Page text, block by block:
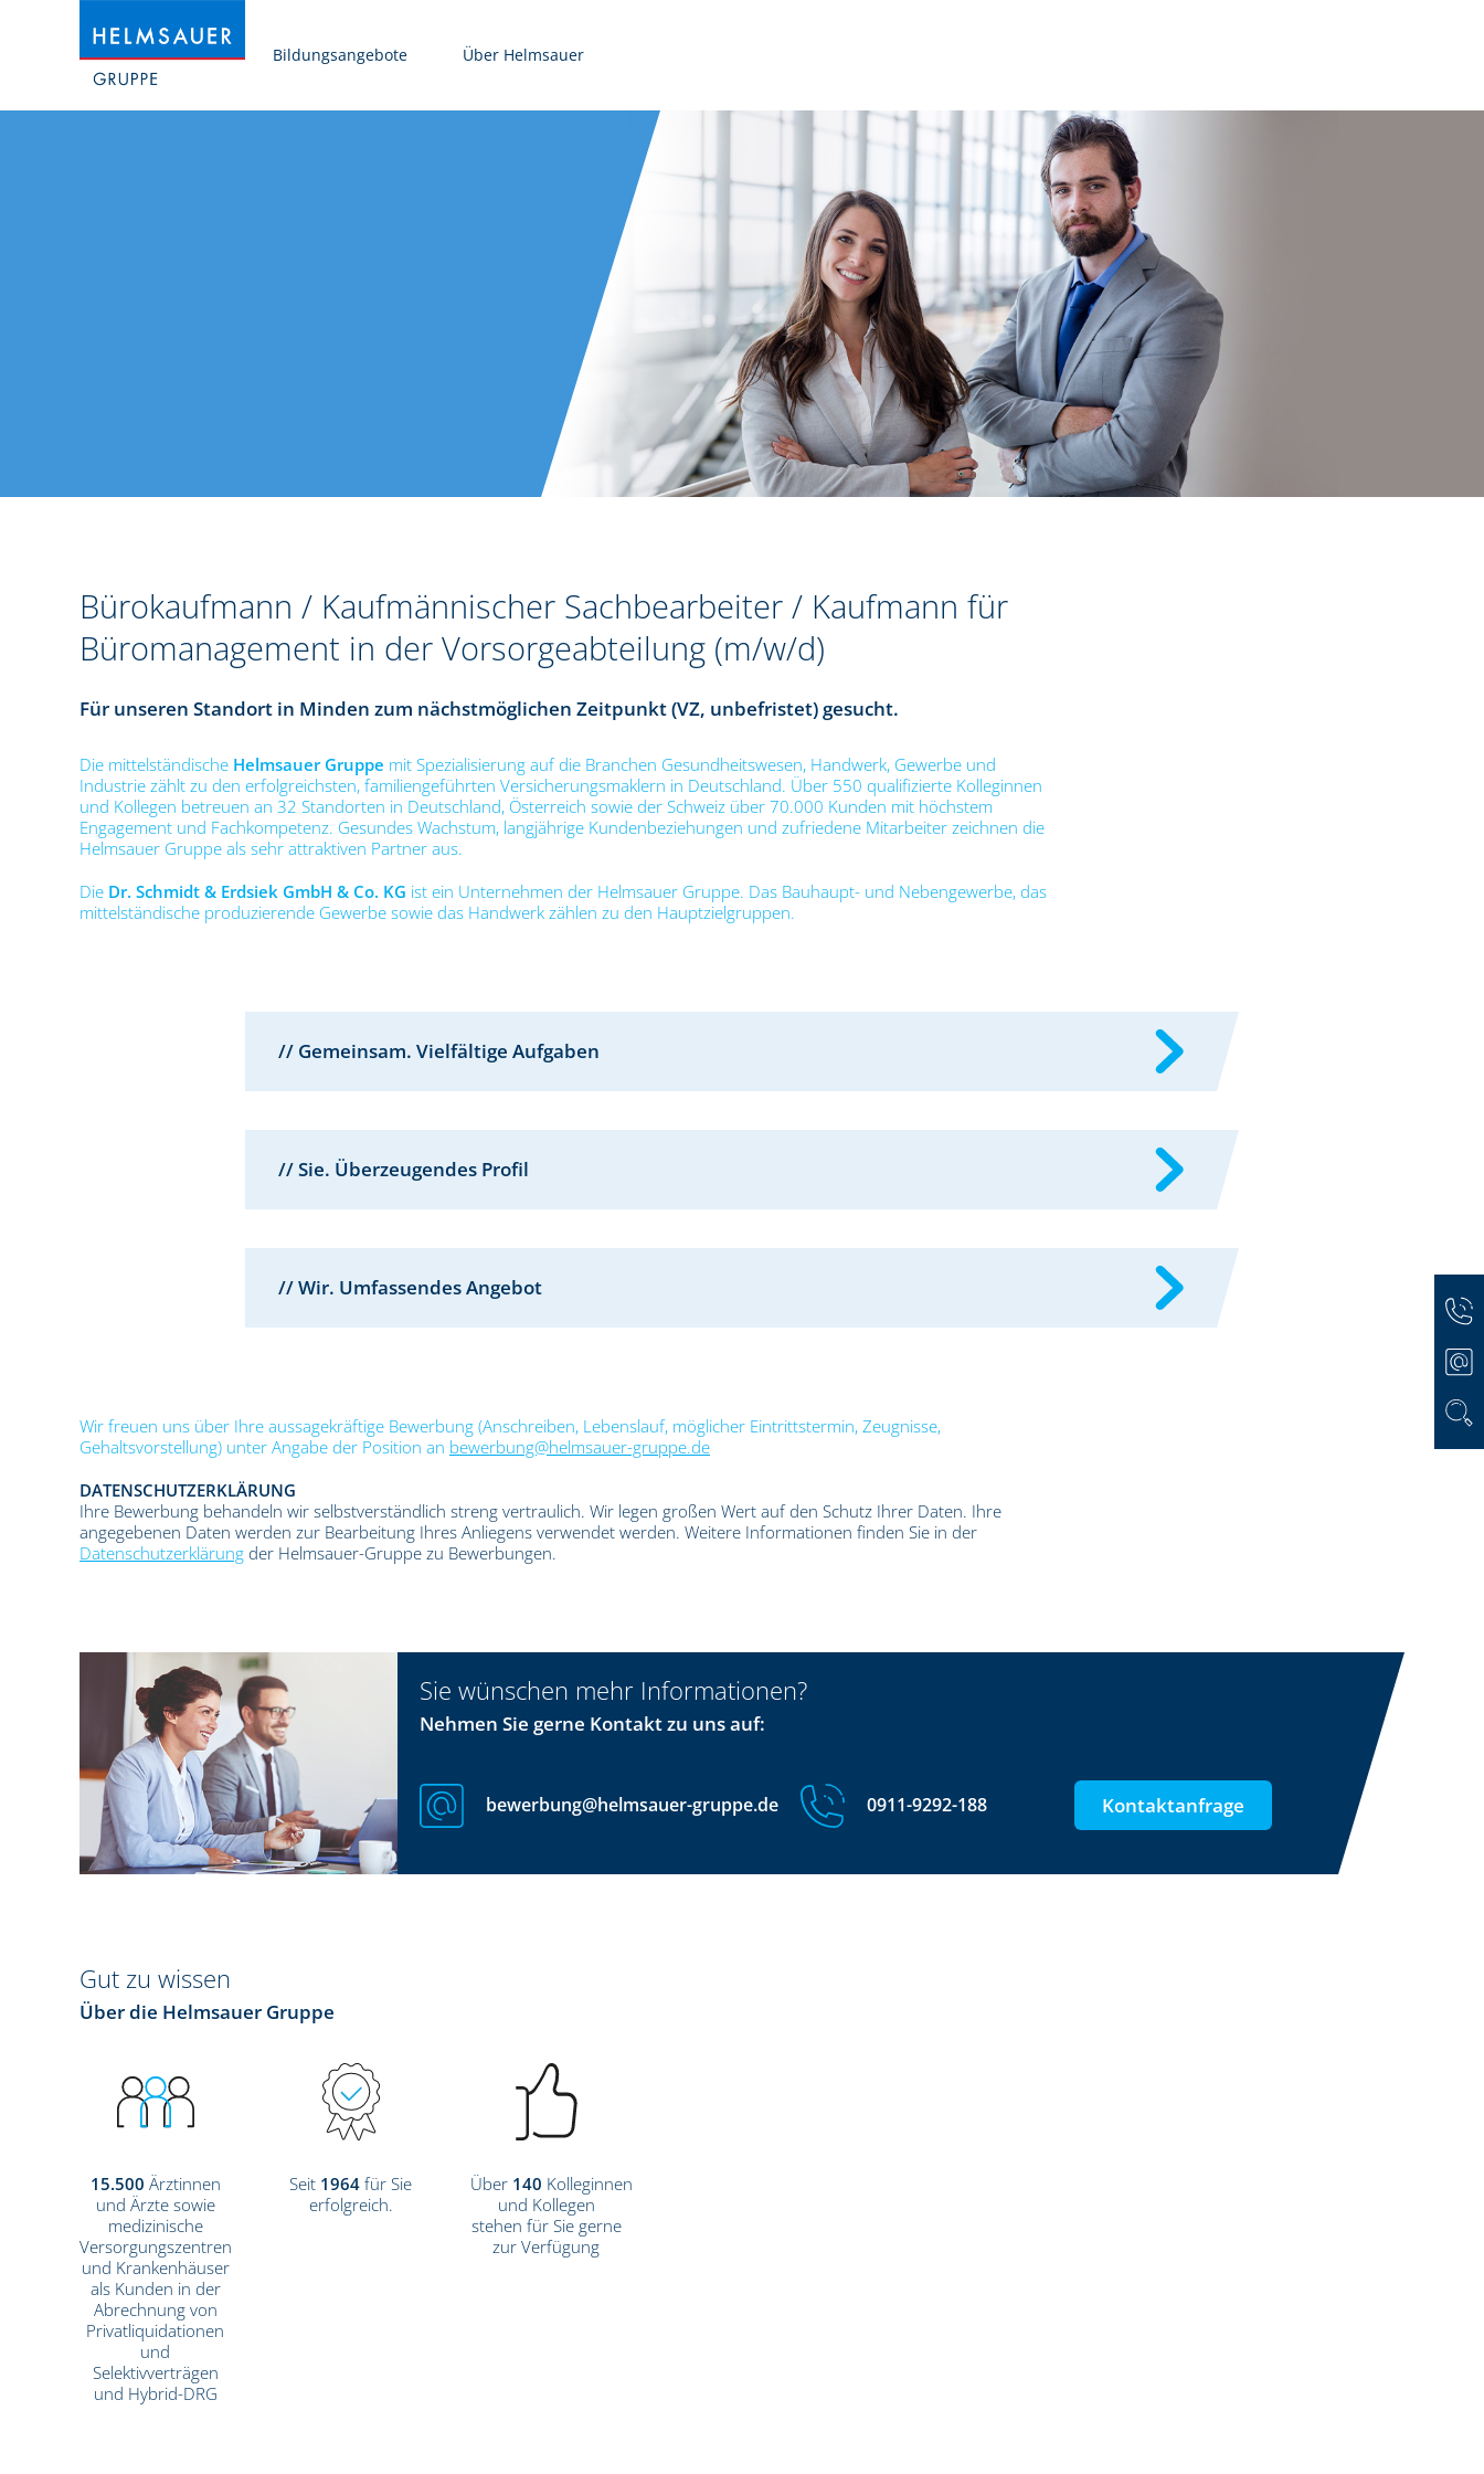
Bildungsangebote Über Helmsauer
Bürokaufmann / Kaufmännischer Sachbearbeiter / Kaufmann für
Büromanagement in der Vorsorgeabteilung (m/w/d)
Für unseren Standort in Minden zum nächstmöglichen Zeitpunkt (VZ, unbefristet) gesucht.
Die mittelständische Helmsauer Gruppe mit Spezialisierung auf die Branchen Gesundheitswesen, Handwerk, Gewerbe und
Industrie zählt zu den erfolgreichsten, familiengeführten Versicherungsmaklern in Deutschland. Über 550 qualifizierte Kolleginnen
und Kollegen betreuen an 32 Standorten in Deutschland, Österreich sowie der Schweiz über 70.000 Kunden mit höchstem
Engagement und Fachkompetenz. Gesundes Wachstum, langjährige Kundenbeziehungen und zufriedene Mitarbeiter zeichnen die
Helmsauer Gruppe als sehr attraktiven Partner aus.
Die Dr. Schmidt & Erdsiek GmbH & Co. KG ist ein Unternehmen der Helmsauer Gruppe. Das Bauhaupt- und Nebengewerbe, das
mittelständische produzierende Gewerbe sowie das Handwerk zählen zu den Hauptzielgruppen.
// Gemeinsam. Vielfältige Aufgaben
// Sie. Überzeugendes Profil
// Wir. Umfassendes Angebot
Wir freuen uns über Ihre aussagekräftige Bewerbung (Anschreiben, Lebenslauf, möglicher Eintrittstermin, Zeugnisse,
Gehaltsvorstellung) unter Angabe der Position an bewerbung@helmsauer-gruppe.de
DATENSCHUTZERKLÄRUNG
Ihre Bewerbung behandeln wir selbstverständlich streng vertraulich. Wir legen großen Wert auf den Schutz Ihrer Daten. Ihre
angegebenen Daten werden zur Bearbeitung Ihres Anliegens verwendet werden. Weitere Informationen finden Sie in der
Datenschutzerklärung der Helmsauer-Gruppe zu Bewerbungen.
Sie wünschen mehr Informationen?
Nehmen Sie gerne Kontakt zu uns auf:
bewerbung@helmsauer-gruppe.de 0911-9292-188 Kontaktanfrage
Gut zu wissen
Über die Helmsauer Gruppe
15.500 Ärztinnen
und Ärzte sowie
medizinische
Versorgungszentren
und Krankenhäuser
als Kunden in der
Abrechnung von
Privatliquidationen
und
Selektivverträgen
und Hybrid-DRG
Seit 1964 für Sie
erfolgreich.
Über 140 Kolleginnen
und Kollegen
stehen für Sie gerne
zur Verfügung